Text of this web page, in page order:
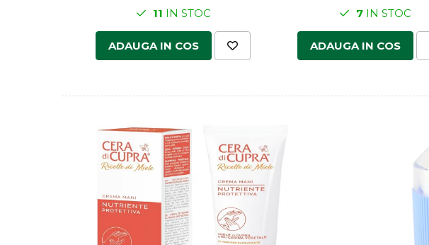
11 IN STOC
ADAUGA IN COS
7IN STOC
ADAUGA IN COS